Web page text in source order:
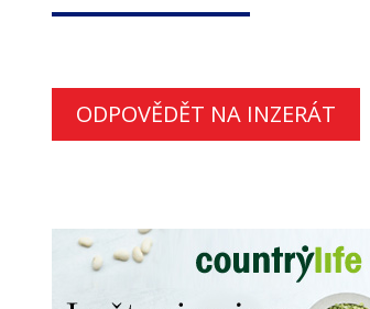
ODPOVĚDĚT NA INZERÁT